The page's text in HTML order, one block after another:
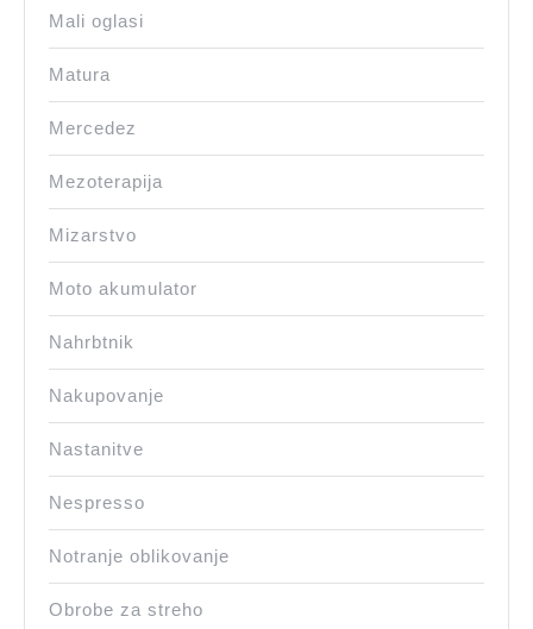
Mali oglasi
Matura
Mercedez
Mezoterapija
Mizarstvo
Moto akumulator
Nahrbtnik
Nakupovanje
Nastanitve
Nespresso
Notranje oblikovanje
Obrobe za streho